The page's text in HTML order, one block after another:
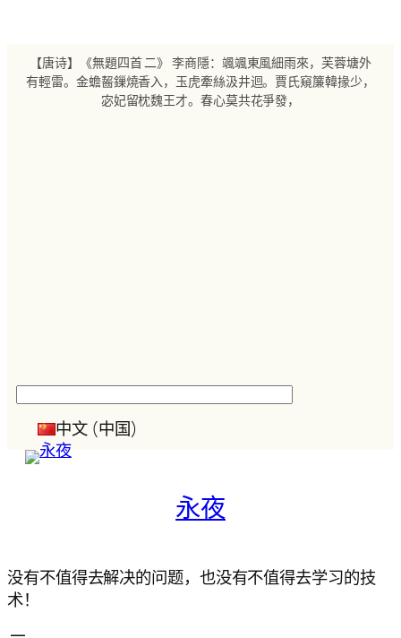
【唐诗】《無題四首 二》 李商隱：颯颯東風細雨來，芙蓉塘外
有輕雷。金蟾齧鏁燒香入，玉虎牽絲汲井迴。賈氏窺簾韓掾少，
宓妃留枕魏王才。春心莫共花爭發，
中文 (中国)
永夜
没有不值得去解决的问题，也没有不值得去学习的技
术！